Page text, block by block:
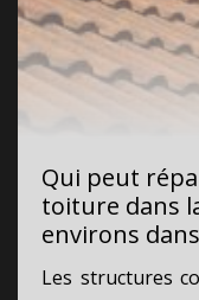
Qui peut
toiture dans
environs
Les structures